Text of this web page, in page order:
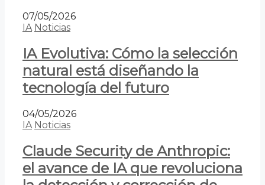
07/05/2026
IA Noticias
IA Evolutiva: Cómo la selección
natural está diseñando la
tecnología del futuro
04/05/2026
IA Noticias
Claude Security de Anthropic:
el avance de IA que revoluciona